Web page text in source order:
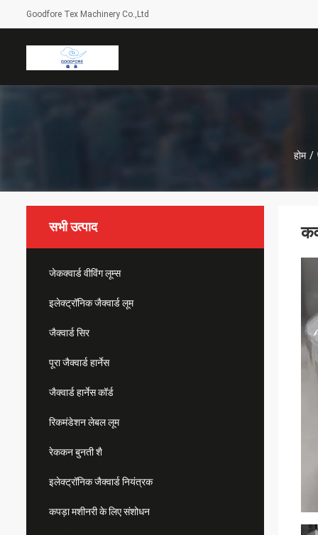
Goodfore Tex Machinery Co.,Ltd
होम /
सभी उत्पाद
जेकक्वार्ड वीविंग लूम्स
इलेक्ट्रॉनिक जैक्वार्ड लूम
जैक्वार्ड सिर
पूरा जैक्वार्ड हार्नेस
जैक्वार्ड हार्नेस कॉर्ड
रिकमंडेशन लेबल लूम
रेककन बुनती शै
इलेक्ट्रॉनिक जैक्वार्ड नियंत्रक
कपड़ा मशीनरी के लिए संशोधन